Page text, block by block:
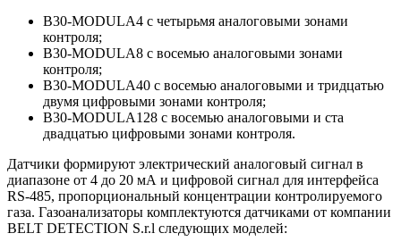
B30-MODULA4 с четырьмя аналоговыми зонами
контроля;
B30-MODULA8 с восемью аналоговыми зонами
контроля;
B30-MODULA40 с восемью аналоговыми и тридцатью
двумя цифровыми зонами контроля;
B30-MODULA128 с восемью аналоговыми и ста
двадцатью цифровыми зонами контроля.
Датчики формируют электрический аналоговый сигнал в
диапазоне от 4 до 20 мА и цифровой сигнал для интерфейса
RS-485, пропорциональный концентрации контролируемого
газа. Газоанализаторы комплектуются датчиками от компании
BELT DETECTION S.r.l следующих моделей: